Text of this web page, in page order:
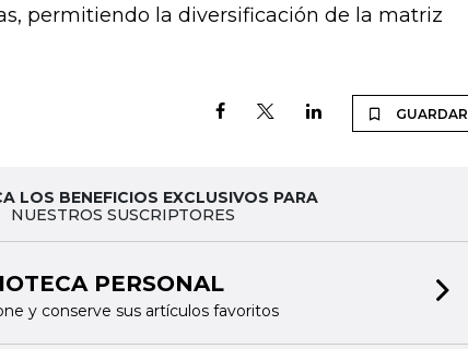
permitiendo la diversificación de la matriz
GUARDAR
LOS BENEFICIOS EXCLUSIVOS PARA
NUESTROS SUSCRIPTORES
PERSONAL
y conserve sus artículos favoritos